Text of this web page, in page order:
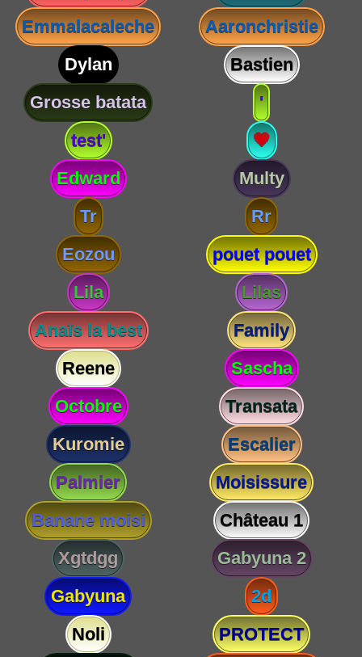
Emmalacaleche
Aaronchristie
Dylan
Bastien
Grosse batata
'
test'
💗
Edward
Multy
Tr
Rr
Eozou
pouet pouet
Lila
Lilas
Anaïs la best
Family
Reene
Sascha
Octobre
Transata
Kuromie
Escalier
Palmier
Moisissure
Banane moisi
Château 1
Xgtdgg
Gabyuna 2
Gabyuna
2d
Noli
PROTECT